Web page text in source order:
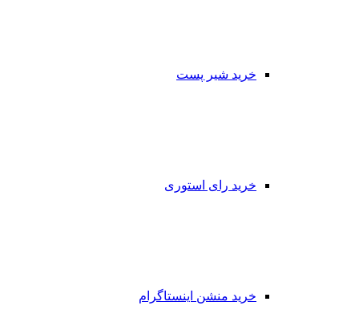
خرید شیر پست
خرید رای استوری
خرید منشن اینستاگرام